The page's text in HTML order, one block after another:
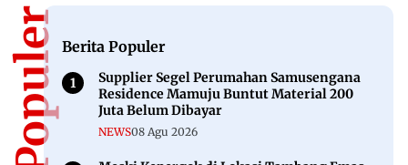
Berita Populer
Supplier Segel Perumahan Samusengana
Residence Mamuju Buntut Material 200
Juta Belum Dibayar
NEWS08 Agu 2026